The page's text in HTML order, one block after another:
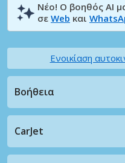
Νέο! Ο βοηθός AI
σε Web και
Ενοικίαση
Βοήθεια
CarJet